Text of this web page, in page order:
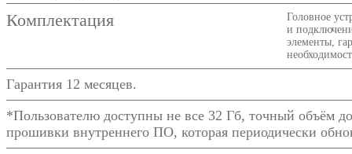
Комплектация
Головное
и
элементы,
Гарантия 12 месяцев.
*Пользователю доступны не все 32 Гб, точный объём
прошивки внутреннего ПО, которая периодически